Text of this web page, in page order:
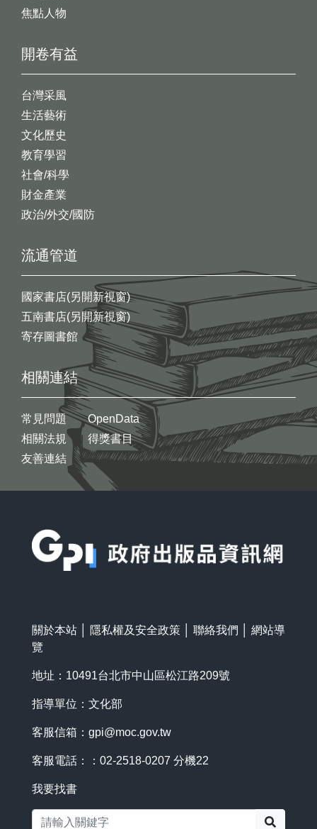
開卷有益
台灣采風
生活藝術
文化歷史
教育學習
社會/科學
財金產業
政治/外交/國防
焦點人物
流通管道
國家書店(另開新視窗)
五南書店(另開新視窗)
寄存圖書館
相關連結
常見問題
相關法規
友善連結
OpenData
得獎書目
關於本站 隱私權及安全政策 聯絡我們
網站導
覽
地址：10491台北市中山區松江路209號
指導單位：文化部
客服信箱： gpi@moc.gov.tw
客服電話：：02-2518-0207 分機22
我要找書